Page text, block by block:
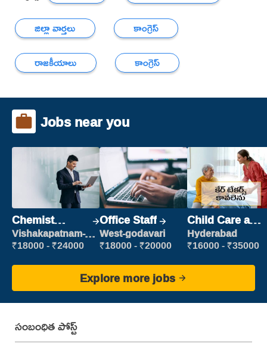
జిల్లా వార్తలు
కాంగ్రెస్
రాజకీయాలు
కాంగ్రెస్
Jobs near you
Chemist
Production
Executive
Vishakapatnam-
new
₹18000 - ₹24000
Office Staff
West-godavari
₹18000 - ₹20000
Child Care and
Patient care
Hyderabad
₹16000 - ₹35000
Explore more jobs
సంబంధిత పోస్ట్